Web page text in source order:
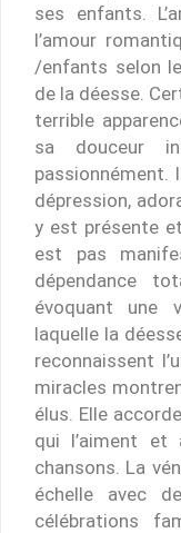
ses enfants.
l’amour
/enfants selon
de la déesse.
terrible
sa douceur
passionnément.
dépression,
y est présente
est pas
dépendance
évoquant une
laquelle la
reconnaissent
miracles
élus. Elle
qui l’aiment et
chansons. La
échelle avec
célébrations